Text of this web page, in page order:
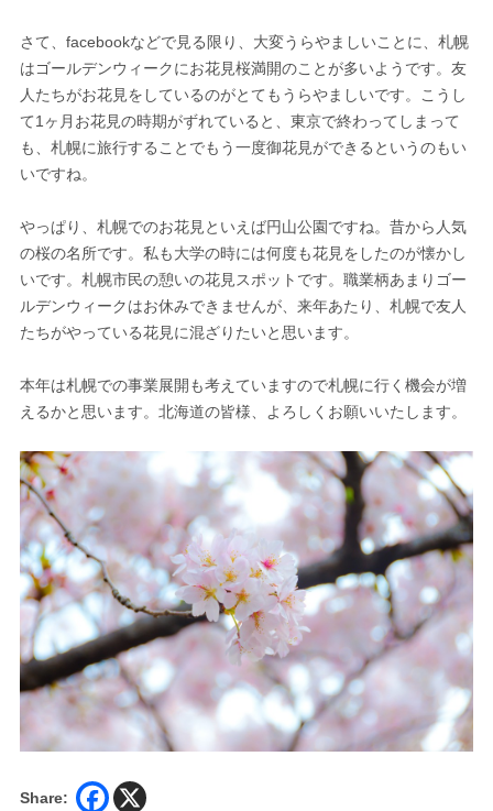
さて、facebookなどで見る限り、大変うらやましいことに、札幌
はゴールデンウィークにお花見桜満開のことが多いようです。友
人たちがお花見をしているのがとてもうらやましいです。こうし
て1ヶ月お花見の時期がずれていると、東京で終わってしまって
も、札幌に旅行することでもう一度御花見ができるというのもい
いですね。
やっぱり、札幌でのお花見といえば円山公園ですね。昔から人気
の桜の名所です。私も大学の時には何度も花見をしたのが懐かし
いです。札幌市民の憩いの花見スポットです。職業柄あまりゴー
ルデンウィークはお休みできませんが、来年あたり、札幌で友人
たちがやっている花見に混ざりたいと思います。
本年は札幌での事業展開も考えていますので札幌に行く機会が増
えるかと思います。北海道の皆様、よろしくお願いいたします。
Share: